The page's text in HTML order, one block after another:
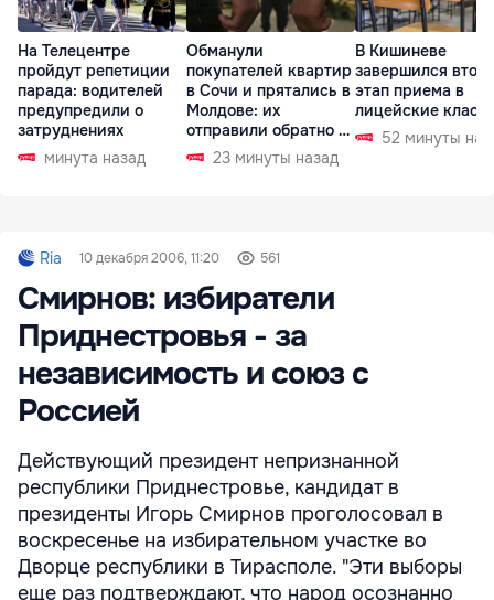
На Телецентре
пройдут репетиции
парада: водителей
предупредили о
затруднениях
минута назад
Обманули
покупателей квартир
в Сочи и прятались в
Молдове: их
отправили обратно в
РФ 23 минуты назад
В Кишиневе
завершился
этап приема в
лицейские
52 минуты
Ria 10 декабря 2006, 11:20 561
Смирнов: избиратели
Приднестровья - за
независимость и союз с
Россией
Действующий президент непризнанной
республики Приднестровье, кандидат в
президенты Игорь Смирнов проголосовал в
воскресенье на избирательном участке во
Дворце республики в Тирасполе. "Эти выборы
еще раз подтверждают, что народ осознанно